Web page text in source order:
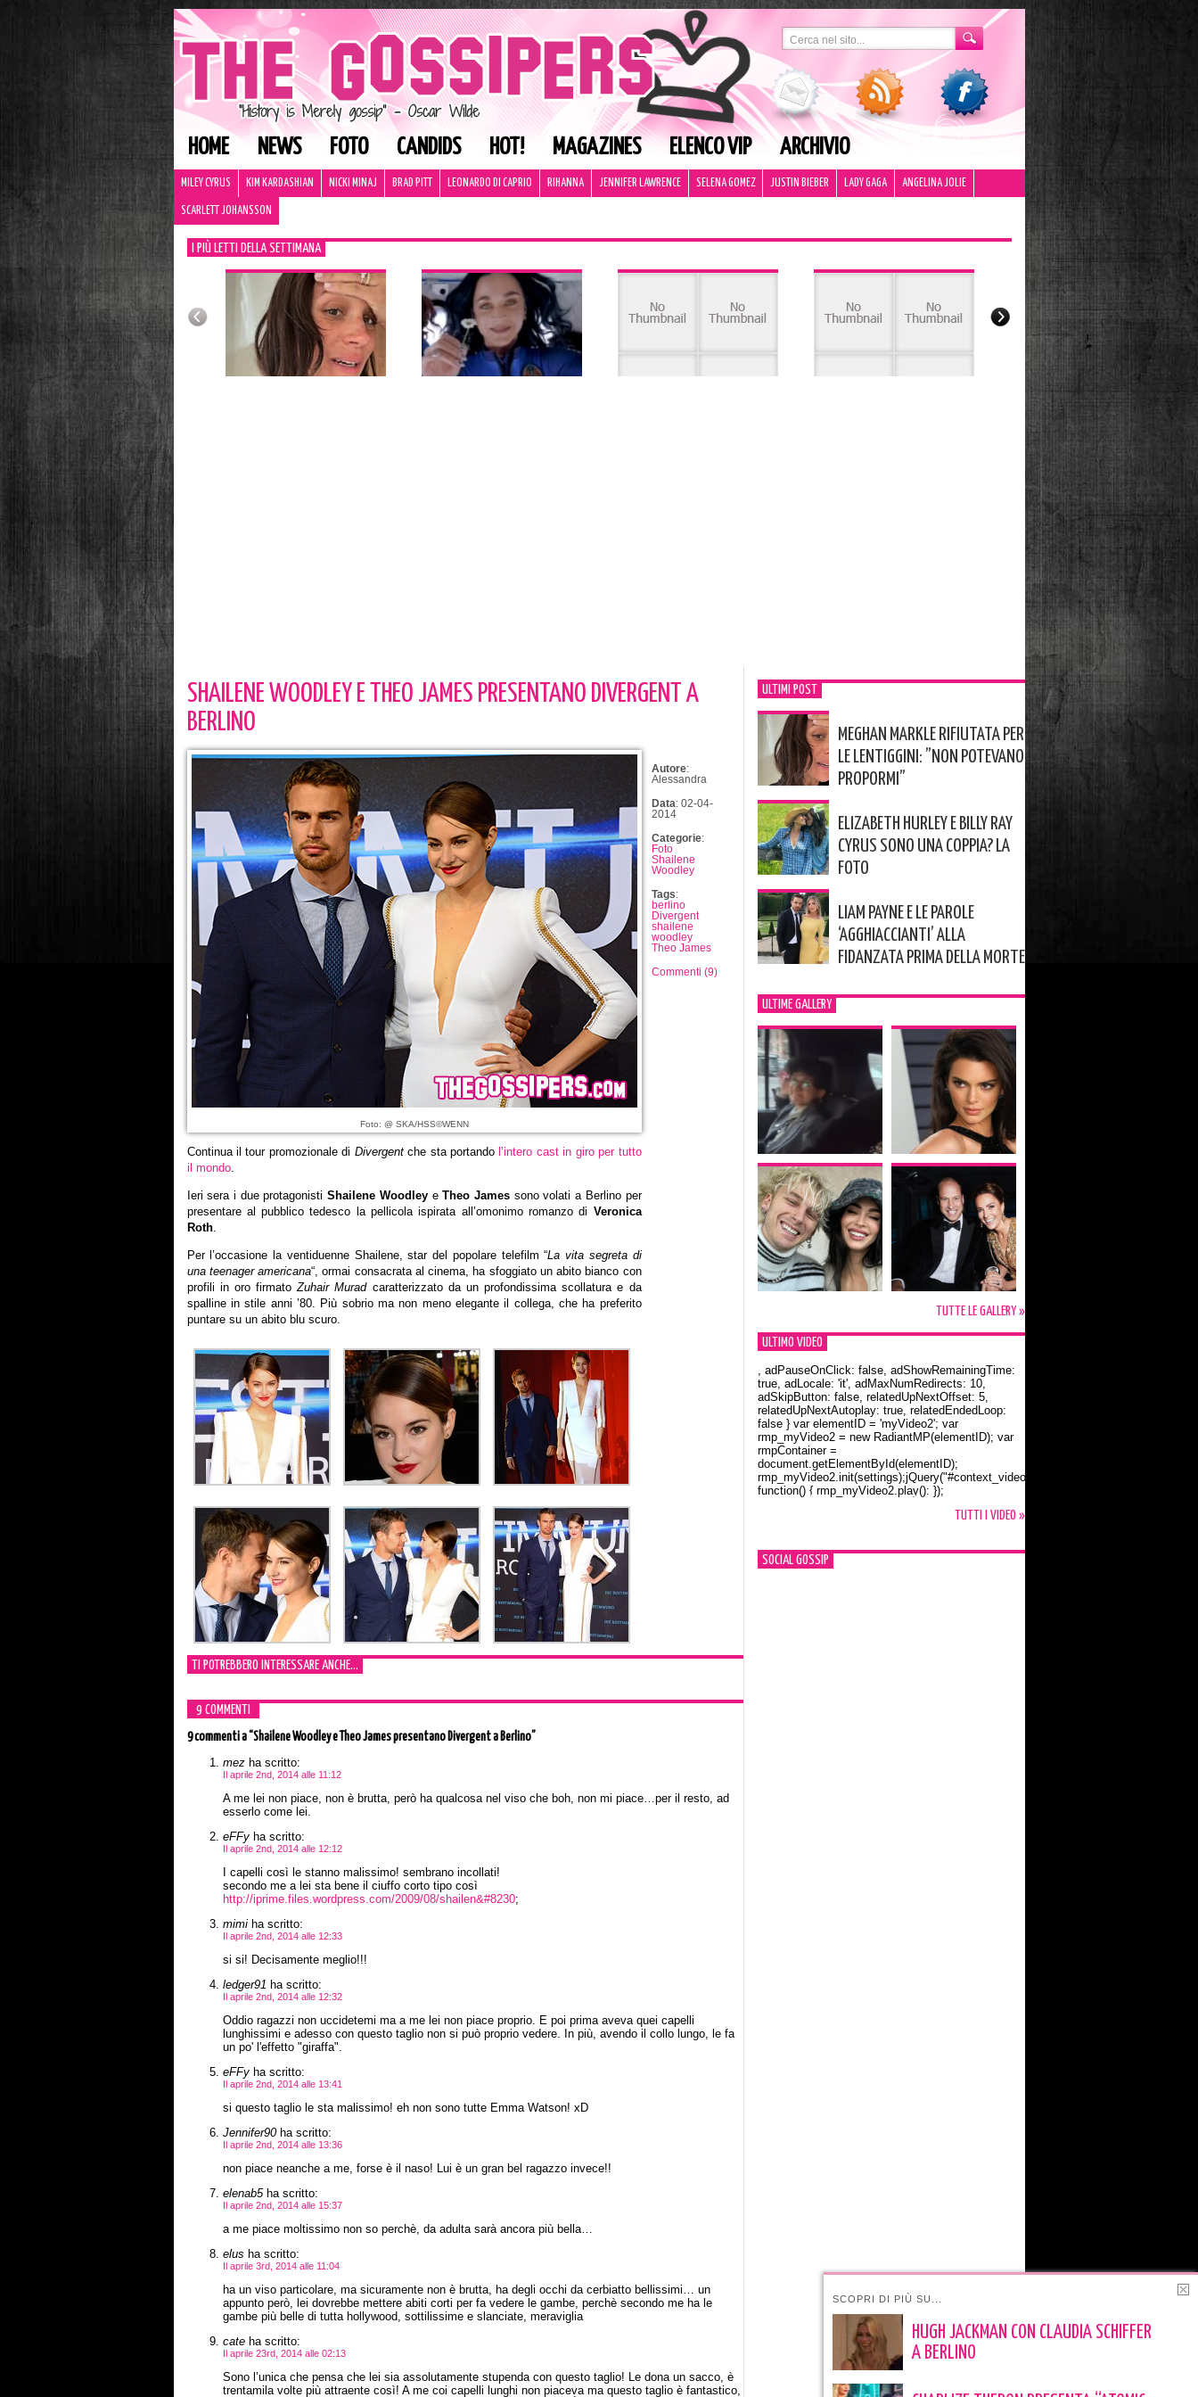
HOME NEWS FOTO CANDIDS HOT! MAGAZINES ELENCO VIP ARCHIVIO
MILEY CYRUS KIM KARDASHIAN NICKI MINAJ BRAD PITT LEONARDO DI CAPRIO RIHANNA JENNIFER LAWRENCE SELENA GOMEZ JUSTIN BIEBER LADY GAGA ANGELINA JOLIE
SCARLETT JOHANSSON
I PIÙ LETTI DELLA SETTIMANA
SHAILENE WOODLEY E THEO JAMES PRESENTANO DIVERGENT A
BERLINO
Foto: @ SKA/HSS©WENN
Continua il tour promozionale di Divergentche sta portando l’intero cast in giro per tutto
il mondo.
Ieri sera i due protagonistiShailene WoodleyeTheo Jamessono volati a Berlino per
presentare al pubblico tedesco la pellicola ispirata all’omonimo romanzo di Veronica
Roth.
Per l’occasione la ventiduenne Shailene, star del popolare telefilm “La vita segreta di
una teenager americana“, ormai consacrata al cinema, ha sfoggiato un abito bianco con
profili in oro firmatoZuhair Muradcaratterizzato da un profondissima scollatura e da
spalline in stile anni ’80. Più sobrio ma non meno elegante il collega, che ha preferito
puntare su un abito blu scuro.
Autore:
Alessandra
Data: 02-04-
2014
Categorie:
Foto
Shailene
Woodley
Tags:
berlino
Divergent
shailene
woodley
Theo James
Commenti (9)
TI POTREBBERO INTERESSARE ANCHE...
9 COMMENTI
9 commentia “Shailene Woodley e Theo James presentano Divergent a Berlino”
mezha scritto:
Il aprile 2nd, 2014 alle 11:12
A me lei non piace, non è brutta, però ha qualcosa nel viso che boh, non mi piace…per il resto, ad
esserlo come lei.
eFFyha scritto:
Il aprile 2nd, 2014 alle 12:12
I capelli così le stanno malissimo! sembrano incollati!
secondo me a lei sta bene il ciuffo corto tipo così
http://iprime.files.wordpress.com/2009/08/shailen&#8230;
mimiha scritto:
Il aprile 2nd, 2014 alle 12:33
si si! Decisamente meglio!!!
ledger91 ha scritto:
Il aprile 2nd, 2014 alle 12:32
Oddio ragazzi non uccidetemi ma a me lei non piace proprio. E poi prima aveva quei capelli
lunghissimi e adesso con questo taglio non si può proprio vedere. In più, avendo il collo lungo, le fa
un po' l'effetto "giraffa".
eFFyha scritto:
Il aprile 2nd, 2014 alle 13:41
si questo taglio le sta malissimo! eh non sono tutte Emma Watson! xD
Jennifer90ha scritto:
Il aprile 2nd, 2014 alle 13:36
non piace neanche a me, forse è il naso! Lui è un gran bel ragazzo invece!!
elenab5ha scritto:
Il aprile 2nd, 2014 alle 15:37
a me piace moltissimo non so perchè, da adulta sarà ancora più bella…
elus ha scritto:
Il aprile 3rd, 2014 alle 11:04
ha un viso particolare, ma sicuramente non è brutta, ha degli occhi da cerbiatto bellissimi… un
appunto però, lei dovrebbe mettere abiti corti per fa vedere le gambe, perchè secondo me ha le
gambe più belle di tutta hollywood, sottilissime e slanciate, meraviglia
cateha scritto:
Il aprile 23rd, 2014 alle 02:13
Sono l’unica che pensa che lei sia assolutamente stupenda con questo taglio! Le dona un sacco, è
trentamila volte più attraente così! A me coi capelli lunghi non piaceva ma questo taglio è fantastico,
ULTIMI POST
MEGHAN MARKLE RIFIUTATA PER
LE LENTIGGINI: ”NON POTEVANO
PROPORMI”
ELIZABETH HURLEY E BILLY RAY
CYRUS SONO UNA COPPIA? LA
FOTO
LIAM PAYNE E LE PAROLE
‘AGGHIACCIANTI’ ALLA
FIDANZATA PRIMA DELLA MORTE
ULTIME GALLERY
TUTTE LE GALLERY »
ULTIMO VIDEO
Orlando Bloom e la t-shirt dedicata a Flynn
, adPauseOnClick: false, adShowRemainingTime:
true, adLocale: 'it', adMaxNumRedirects: 10,
adSkipButton: false, relatedUpNextOffset: 5,
relatedUpNextAutoplay: true, relatedEndedLoop:
false } var elementID = 'myVideo2'; var
rmp_myVideo2 = new RadiantMP(elementID); var
rmpContainer =
document.getElementById(elementID);
rmp_myVideo2.init(settings);jQuery("#context_video2").one("mouseover",
function() { rmp_myVideo2.play(); });
TUTTI I VIDEO »
SOCIAL GOSSIP
SCOPRI DI PIÙ SU...
HUGH JACKMAN CON CLAUDIA SCHIFFER
A BERLINO